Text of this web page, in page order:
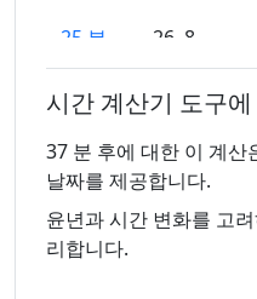
25 분
전
26. 8.
6.
26 분
전
26. 8.
6.
전
6.
시간 계산기 도구
37 분 후에 대한 이 계
날짜를 제공합니다.
윤년과 시간 변화를 고
리합니다.